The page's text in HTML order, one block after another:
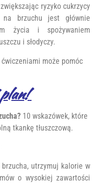
ryzyko cukrzycy
brzuchu jest głównie
życia i spożywaniem
i słodyczy.
może pomóc
10 wskazówek, które
tkankę tłuszczową.
utrzymuj kalorie w
o wysokiej zawartości